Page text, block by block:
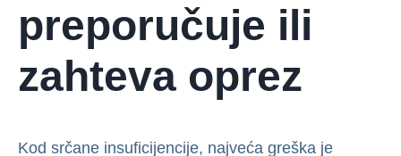
preporučuje ili
zahteva oprez
Kod srčane insuficijencije, najveća greška je